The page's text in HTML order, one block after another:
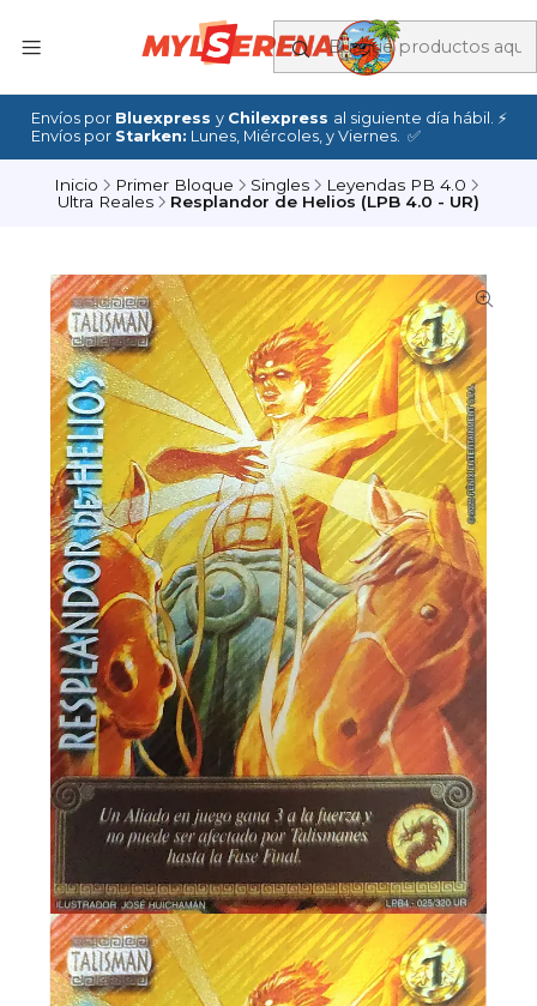
Envíos por Bluexpress y Chilexpress al siguiente día hábil. ⚡
Envíos por Starken: Lunes, Miércoles, y Viernes. ✅
Inicio Primer Bloque Singles
Leyendas PB 4.0
Ultra Reales
Resplandor de Helios (LPB 4.0 - UR)